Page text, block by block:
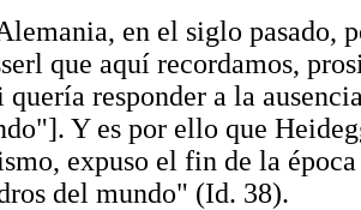
en el siglo pasado,
que aquí recordamos,
quería responder a la
Y es por ello que
expuso el fin de la
del mundo" (Id. 38).